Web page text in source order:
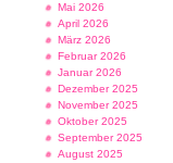
Mai 2026
April 2026
März 2026
Februar 2026
Januar 2026
Dezember 2025
November 2025
Oktober 2025
September 2025
August 2025